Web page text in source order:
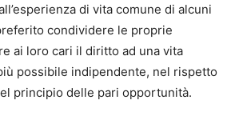
di vita comune di alcuni
condividere le proprie
ai loro cari il diritto ad una vita
possibile indipendente, nel rispetto
principio delle pari opportunità.